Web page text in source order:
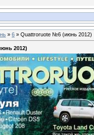
» 6 » Quattroruote №6 (июнь 2012)
2012)